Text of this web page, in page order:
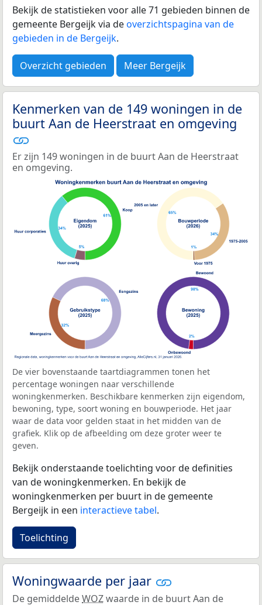
Bekijk de statistieken voor alle 71 gebieden binnen de
gemeente Bergeijk via deoverzichtspagina van de
gebieden in de Bergeijk.
Overzicht gebieden Meer Bergeijk
Kenmerken van de 149 woningen in de
buurt Aan de Heerstraat en omgeving
Er zijn 149 woningen in de buurt Aan de Heerstraat
en omgeving.
De vier bovenstaande taartdiagrammen tonen het
percentage woningen naar verschillende
woningkenmerken. Beschikbare kenmerken zijn eigendom,
bewoning, type, soort woning en bouwperiode. Het jaar
waar de data voor gelden staat in het midden van de
grafiek. Klik op de afbeelding om deze groter weer te
geven.
Bekijk onderstaande toelichting voor de definities
van de woningkenmerken. En bekijk de
woningkenmerken per buurt in de gemeente
Bergeijk in een interactieve tabel.
Toelichting
Woningwaarde per jaar
De gemiddeldeWOZwaarde in de buurt Aan de